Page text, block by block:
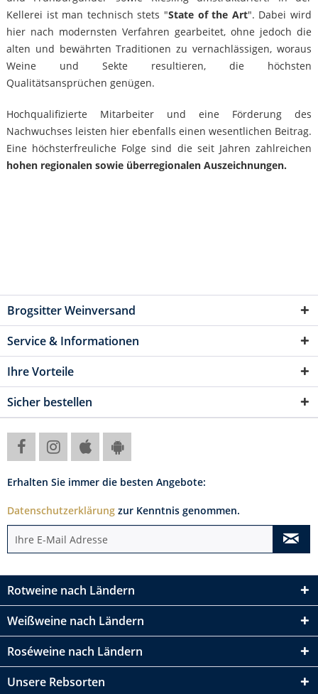
Kellerei ist man technisch stets "State of the Art". Dabei wird
hier nach modernsten Verfahren gearbeitet, ohne jedoch die
alten und bewährten Traditionen zu vernachlässigen, woraus
Weine und Sekte resultieren, die höchsten
Qualitätsansprüchen genügen.
Hochqualifizierte Mitarbeiter und eine Förderung des
Nachwuchses leisten hier ebenfalls einen wesentlichen Beitrag.
Eine höchsterfreuliche Folge sind die seit Jahren zahlreichen
hohen regionalen sowie überregionalen Auszeichnungen.
Brogsitter Weinversand
Service & Informationen
Ihre Vorteile
Sicher bestellen
Erhalten Sie immer die besten Angebote:
Datenschutzerklärung zur Kenntnis genommen.
Rotweine nach Ländern
Weißweine nach Ländern
Roséweine nach Ländern
Unsere Rebsorten